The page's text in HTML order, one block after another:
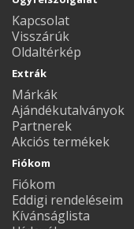
Kapcsolat
Visszárúk
Oldaltérkép
Extrák
Márkák
Ajándékutalványok
Partnerek
Akciós termékek
Fiókom
Fiókom
Eddigi rendeléseim
Kívánságlista